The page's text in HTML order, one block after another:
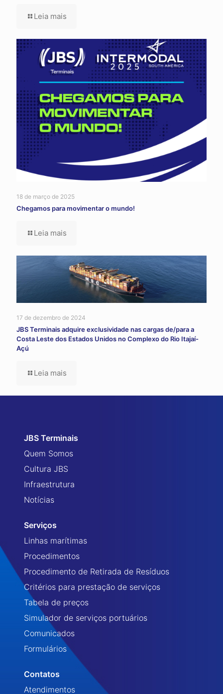
Leia mais
18 de março de 2025
Chegamos para movimentar o mundo!
Leia mais
17 de dezembro de 2024
JBS Terminais adquire exclusividade nas cargas de/para a
Costa Leste dos Estados Unidos no Complexo do Rio Itajaí-
Açú
Leia mais
JBS Terminais
Quem Somos
Cultura JBS
Infraestrutura
Notícias
Serviços
Linhas marítimas
Procedimentos
Procedimento de Retirada de Resíduos
Critérios para prestação de serviços
Tabela de preços
Simulador de serviços portuários
Comunicados
Formulários
Contatos
Atendimentos